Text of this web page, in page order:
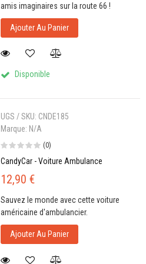
amis imaginaires sur la route 66 !
Ajouter Au Panier
Disponible
UGS / SKU: CNDE185
Marque: N/A
(0)
CandyCar - Voiture Ambulance
12,90 €
Sauvez le monde avec cette voiture
américaine d'ambulancier.
Ajouter Au Panier